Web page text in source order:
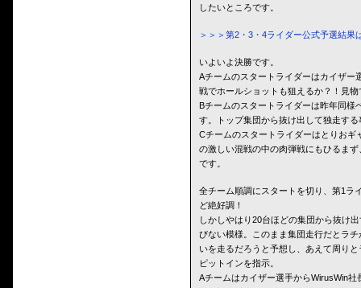
したいところです。
＞＞＞第2・3・4ライダー公式予選結果
いよいよ決勝です。
Aチームのスタートライダーはカイザー
戦でホールショットも狙えるか？！見物
Bチームのスタートライダーは昨年同
す。トップ集団から抜け出して独走す
Cチームのスタートライダーはとりお
の激しい混戦の中の肉弾戦にもひるま
です。
全チーム順調にスタートを切り、第1ラ
ど絶好調！
しかしやはり20台ほどの集団から抜け
びない模様。このまま集団走行だとラ
いを走るだろうと予想し、あえて周り
ピットインを指示。
Aチームはカイザー選手からWirusWin